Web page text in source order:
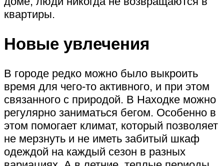
квартиры.
Новые увлечения
В городе редко можно было выкроить
время для чего-то активного, и при этом
связанного с природой. В Находке можно
регулярно заниматься бегом. Особенно в
этом помогает климат, который позволяет
не мерзнуть и не иметь забитый шкаф
одеждой на каждый сезон в разных